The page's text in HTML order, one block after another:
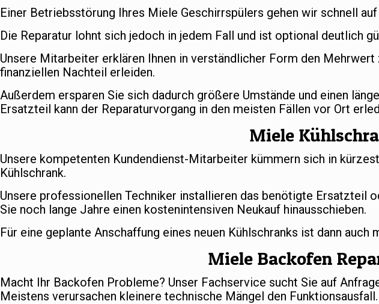
Einer Betriebsstörung Ihres Miele Geschirrspülers gehen wir schnell auf
Die Reparatur lohnt sich jedoch in jedem Fall und ist optional deutlich
Unsere Mitarbeiter erklären Ihnen in verständlicher Form den
finanziellen Nachteil erleiden.
Außerdem ersparen Sie sich dadurch größere Umstände und einen
Ersatzteil kann der Reparaturvorgang in den meisten Fällen vor Ort
Miele
Unsere kompetenten Kundendienst-Mitarbeiter kümmern sich in
Kühlschrank.
Unsere professionellen Techniker installieren das benötigte Ersatzteil
Sie noch lange Jahre einen kostenintensiven Neukauf hinausschieben.
Für eine geplante Anschaffung eines neuen Kühlschranks ist dann
Miele Backofen
Macht Ihr Backofen Probleme? Unser Fachservice sucht Sie auf
Meistens verursachen kleinere technische Mängel den Funktionsausfall.